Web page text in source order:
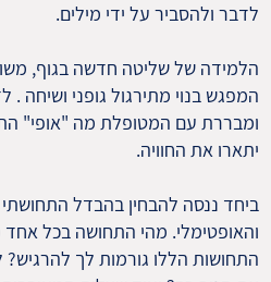
לדבר ולהסביר על ידי מילים.
הלמידה של שליטה חדשה בגוף,
המפגש בנוי מתירגול גופני
ומבררת עם המטופלת מה "אופי"
יתארו את החוויה.
ביחד ננסה להבחין בהבדל
והאופטימלי. מהי התחושה בכל
התחושות הללו גורמות לך